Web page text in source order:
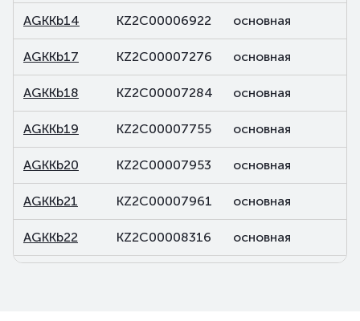
AGKKb14 KZ2C00006922 основная
AGKKb17 KZ2C00007276 основная
AGKKb18 KZ2C00007284 основная
AGKKb19 KZ2C00007755 основная
AGKKb20 KZ2C00007953 основная
AGKKb21 KZ2C00007961 основная
AGKKb22 KZ2C00008316 основная